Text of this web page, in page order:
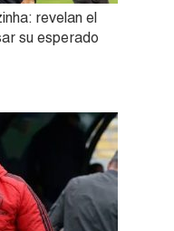
revelan el
su esperado